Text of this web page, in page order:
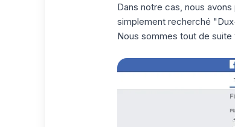
Dans notre cas, nous
simplement recherché
Nous sommes tout de